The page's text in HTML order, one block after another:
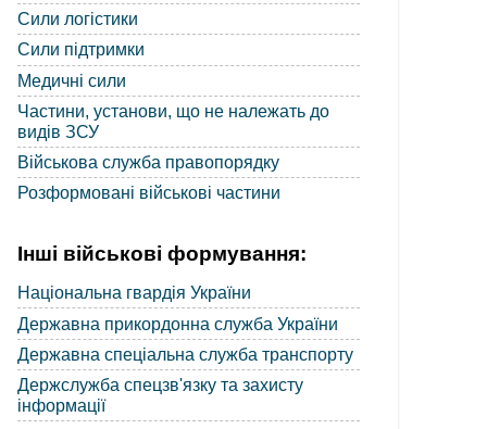
Сили логістики
Сили підтримки
Медичні сили
Частини, установи, що не належать до
видів ЗСУ
Військова служба правопорядку
Розформовані військові частини
Інші військові формування:
Національна гвардія України
Державна прикордонна служба України
Державна спеціальна служба транспорту
Держслужба спецзв'язку та захисту
інформації